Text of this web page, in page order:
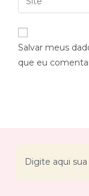
Salvar meus
que eu